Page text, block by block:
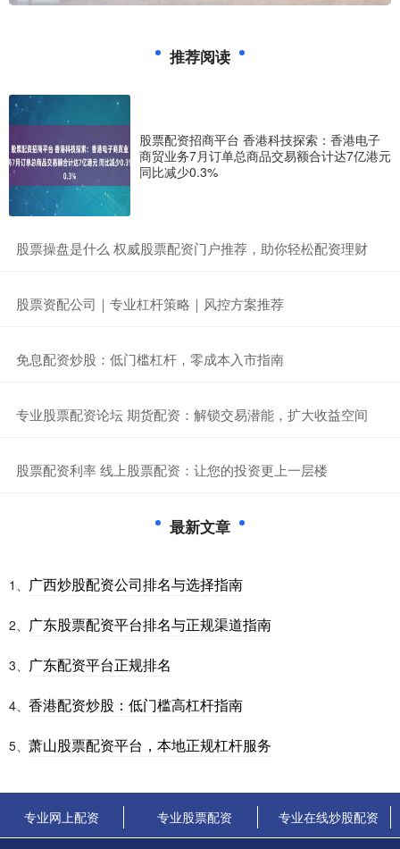
推荐阅读
股票配资招商平台 香港科技探索：香港电子
商贸业务7月订单总商品交易额合计达7亿港元
同比减少0.3%
​股票操盘是什么 权威股票配资门户推荐，助你轻松配资理财
​股票资配公司｜专业杠杆策略｜风控方案推荐
​免息配资炒股：低门槛杠杆，零成本入市指南
​专业股票配资论坛 期货配资：解锁交易潜能，扩大收益空间
​股票配资利率 线上股票配资：让您的投资更上一层楼
最新文章
1、 广西炒股配资公司排名与选择指南
2、 广东股票配资平台排名与正规渠道指南
3、 广东配资平台正规排名
4、 香港配资炒股：低门槛高杠杆指南
5、 萧山股票配资平台，本地正规杠杆服务
专业网上配资 专业股票配资 专业在线炒股配资